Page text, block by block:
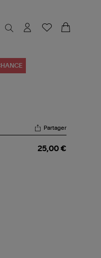
Partager
25,00 €